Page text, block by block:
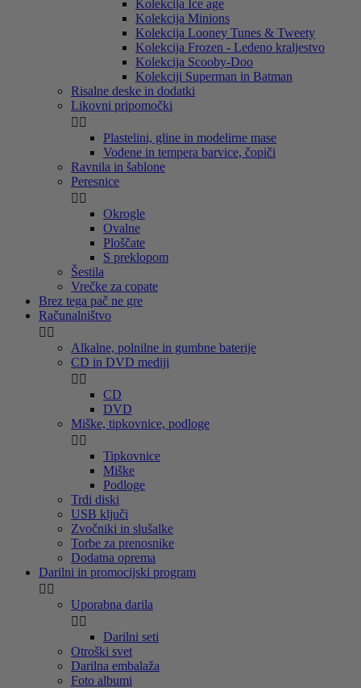
Kolekcija Ice age
Kolekcija Minions
Kolekcija Looney Tunes & Tweety
Kolekcija Frozen - Ledeno kraljestvo
Kolekcija Scooby-Doo
Kolekciji Superman in Batman
Risalne deske in dodatki
Likovni pripomočki
 
Plastelini, gline in modelirne mase
Vodene in tempera barvice, čopiči
Ravnila in šablone
Peresnice
 
Okrogle
Ovalne
Ploščate
S preklopom
Šestila
Vrečke za copate
Brez tega pač ne gre
Računalništvo
 
Alkalne, polnilne in gumbne baterije
CD in DVD mediji
 
CD
DVD
Miške, tipkovnice, podloge
 
Tipkovnice
Miške
Podloge
Trdi diski
USB ključi
Zvočniki in slušalke
Torbe za prenosnike
Dodatna oprema
Darilni in promocijski program
 
Uporabna darila
 
Darilni seti
Otroški svet
Darilna embalaža
Foto albumi